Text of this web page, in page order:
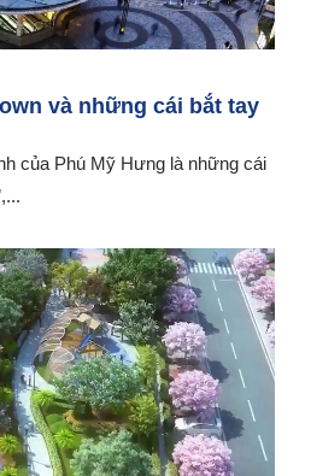
và những cái bắt tay
của Phú Mỹ Hưng là những cái